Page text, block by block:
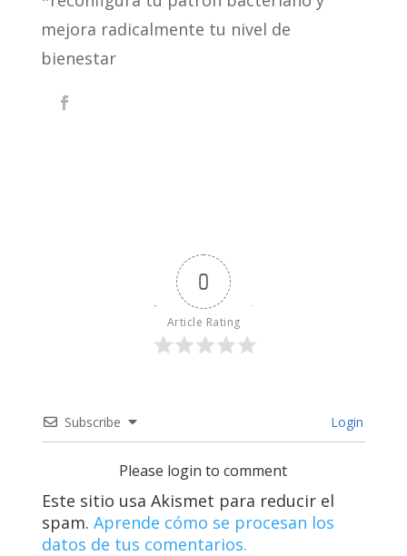
mejora radicalmente tu nivel de
bienestar
0
Article Rating
Subscribe Login
Please login to comment
Este sitio usa Akismet para reducir el
spam. Aprende cómo se procesan los
datos de tus comentarios.